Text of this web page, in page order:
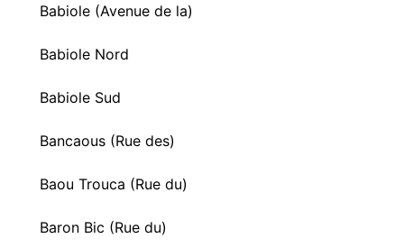
Babiole (Avenue de la)
Babiole Nord
Babiole Sud
Bancaous (Rue des)
Baou Trouca (Rue du)
Baron Bic (Rue du)